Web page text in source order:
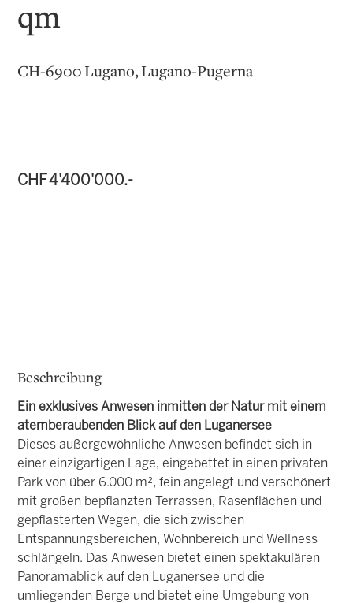
qm
CH-6900 Lugano, Lugano-Pugerna
CHF 4'400'000.-
Beschreibung
Ein exklusives Anwesen inmitten der Natur mit einem
atemberaubenden Blick auf den Luganersee
Dieses außergewöhnliche Anwesen befindet sich in
einer einzigartigen Lage, eingebettet in einen privaten
Park von über 6.000 m², fein angelegt und verschönert
mit großen bepflanzten Terrassen, Rasenflächen und
gepflasterten Wegen, die sich zwischen
Entspannungsbereichen, Wohnbereich und Wellness
schlängeln. Das Anwesen bietet einen spektakulären
Panoramablick auf den Luganersee und die
umliegenden Berge und bietet eine Umgebung von